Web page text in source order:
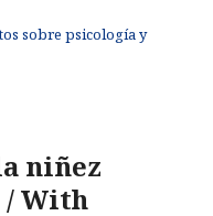
sobre psicología y
niñez
/ With